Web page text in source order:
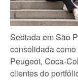
Sediada em São
consolidada
Peugeot, Coca-
clientes do